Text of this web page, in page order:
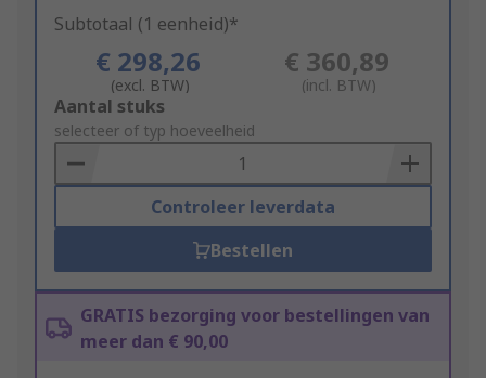
Subtotaal (1 eenheid)*
€ 298,26
(excl. BTW)
€ 360,89
(incl. BTW)
Add
to
Basket
Aantal stuks
selecteer of typ hoeveelheid
Controleer leverdata
Bestellen
GRATIS bezorging voor bestellingen van
meer dan € 90,00